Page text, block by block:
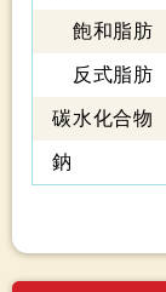
飽和脂肪
反式脂肪
碳水化合物
鈉